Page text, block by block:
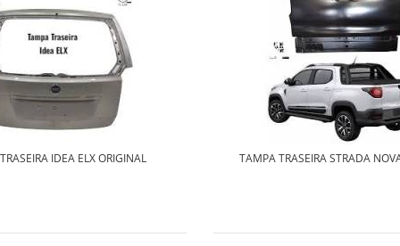
IDEA ELX ORIGINAL TAMPA TRASEIRA STRADA